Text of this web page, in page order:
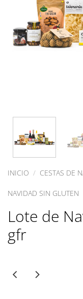
INICIO / CESTAS DE
NAVIDAD SIN GLUTEN
Lote de
gfr